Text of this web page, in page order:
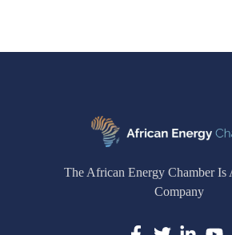
The African Energy Chamber Is
Company